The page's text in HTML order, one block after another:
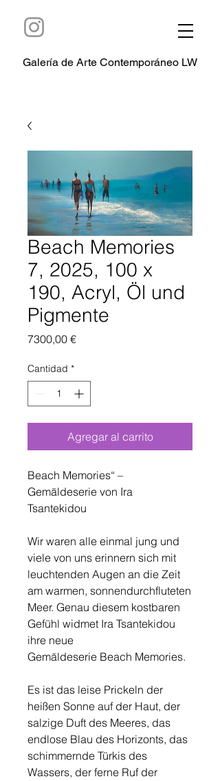
Galería de Arte Contemporáneo LW
Beach Memories
7, 2025, 100 x
190, Acryl, Öl und
Pigmente
7300,00 €Precio
Cantidad *
Agregar al carrito
Beach Memories“ –
Gemäldeserie von Ira
Tsantekidou
Wir waren alle einmal jung und
viele von uns erinnern sich mit
leuchtenden Augen an die Zeit
am warmen, sonnendurchfluteten
Meer. Genau diesem kostbaren
Gefühl widmet Ira Tsantekidou
ihre neue
Gemäldeserie Beach Memories.
Es ist das leise Prickeln der
heißen Sonne auf der Haut, der
salzige Duft des Meeres, das
endlose Blau des Horizonts, das
schimmernde Türkis des
Wassers, der ferne Ruf der